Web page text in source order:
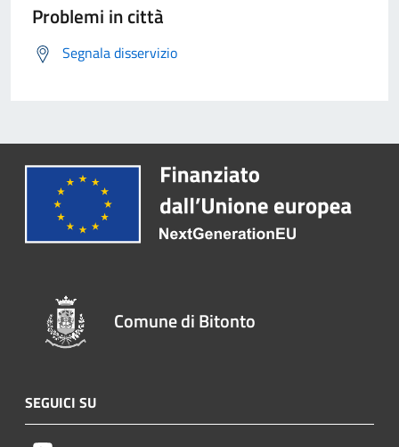
Problemi in città
Segnala disservizio
Comune di Bitonto
SEGUICI SU